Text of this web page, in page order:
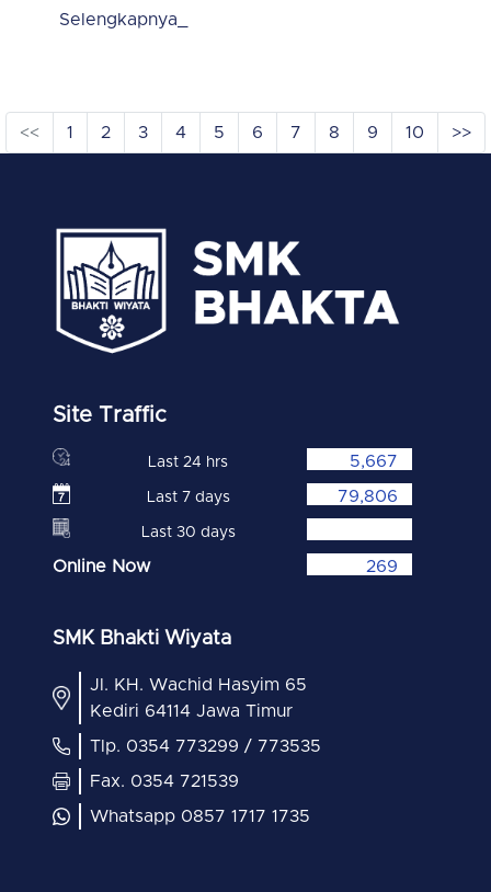
Selengkapnya_
<< 1 2 3 4 5 6 7 8 9 10 >>
Site Traffic
Last 24 hrs 5,667
Last 7 days 79,806
Last 30 days
Online Now 269
SMK Bhakti Wiyata
Jl. KH. Wachid Hasyim 65
Kediri 64114 Jawa Timur
Tlp. 0354 773299 / 773535
Fax. 0354 721539
Whatsapp 0857 1717 1735